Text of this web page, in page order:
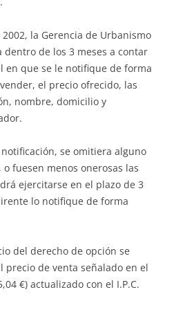
la Gerencia de Urbanismo
de los 3 meses a contar
en que se le notifique de forma
el precio ofrecido, las
nombre, domicilio y
se omitiera alguno
fuesen menos onerosas las
ejercitarse en el plazo de 3
lo notifique de forma
del derecho de opción se
precio de venta señalado en el
€) actualizado con el I.P.C.